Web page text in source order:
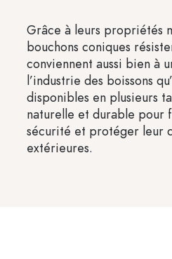
Grâce à leurs propriétés
bouchons coniques
conviennent aussi bien à
l’industrie des boissons
disponibles en plusieurs
naturelle et durable pour
sécurité et protéger leur
extérieures.